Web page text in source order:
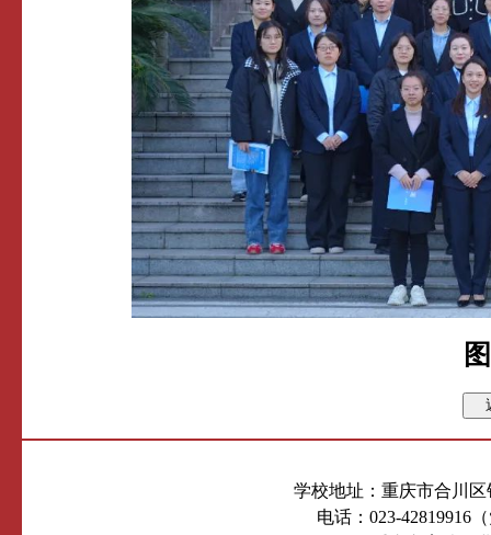
学校地址：重庆市合川
电话：023-42819916